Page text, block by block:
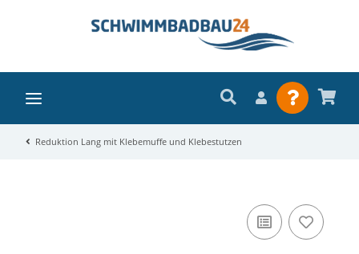
Reduktion Lang mit Klebemuffe und Klebestutzen